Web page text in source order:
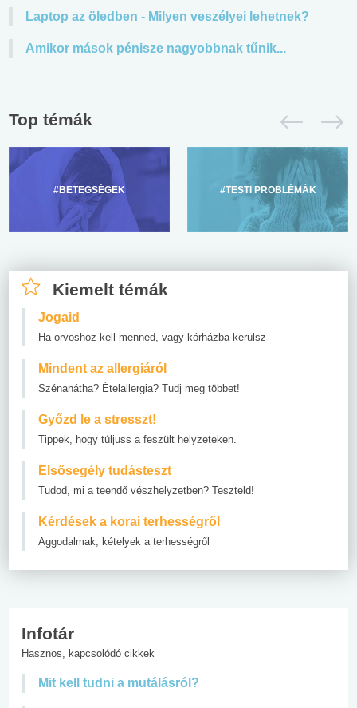
Laptop az öledben - Milyen veszélyei lehetnek?
Amikor mások pénisze nagyobbnak tűnik...
Top témák
#BETEGSÉGEK #TESTI PROBLÉMÁK
Kiemelt témák
Jogaid
Ha orvoshoz kell menned, vagy kórházba kerülsz
Mindent az allergiáról
Szénanátha? Ételallergia? Tudj meg többet!
Győzd le a stresszt!
Tippek, hogy túljuss a feszült helyzeteken.
Elsősegély tudásteszt
Tudod, mi a teendő vészhelyzetben? Teszteld!
Kérdések a korai terhességről
Aggodalmak, kételyek a terhességről
Infotár
Hasznos, kapcsolódó cikkek
Mit kell tudni a mutálásról?